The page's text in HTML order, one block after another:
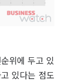
위에 두고 있
있다는 점도